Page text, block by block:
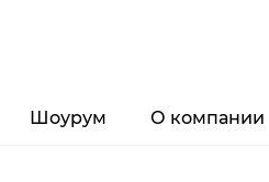
Шоурум О компании